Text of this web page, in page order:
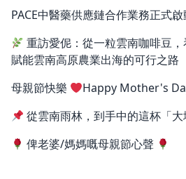
PACE中醫藥供應鏈合作業務正式啟
重訪愛伲：從一粒雲南咖啡豆
賦能雲南高原農業出海的可行之路
母親節快樂
Happy Mother's
從雲南雨林，到手中的這杯「大
俾老婆/媽媽嘅母親節心聲